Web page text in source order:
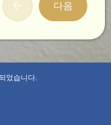
다음
었습니다.